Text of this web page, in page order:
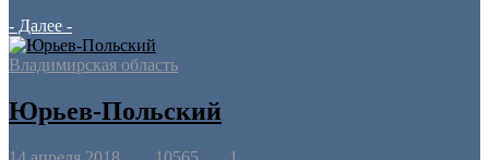
- Далее -
Владимирская область
Юрьев-Польский